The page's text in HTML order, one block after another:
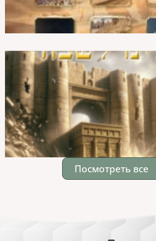
Посмотреть все